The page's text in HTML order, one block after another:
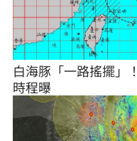
白海豚「一路搖擺」
時程曝